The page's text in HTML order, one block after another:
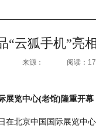
“云狐手机”亮
来源： 阅读：
展览中心(老馆)隆重开幕
北京中国国际展览中